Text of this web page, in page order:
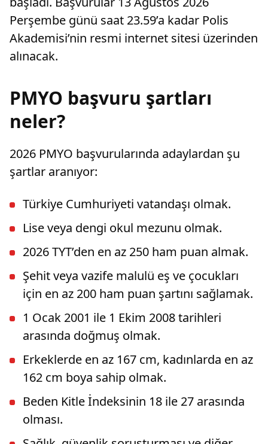
Perşembe günü saat 23.59’a kadar Polis
Akademisi’nin resmi internet sitesi üzerinden
alınacak.
PMYO başvuru şartları
neler?
2026 PMYO başvurularında adaylardan şu
şartlar aranıyor:
Türkiye Cumhuriyeti vatandaşı olmak.
Lise veya dengi okul mezunu olmak.
2026 TYT’den en az 250 ham puan almak.
Şehit veya vazife malulü eş ve çocukları
için en az 200 ham puan şartını sağlamak.
1 Ocak 2001 ile 1 Ekim 2008 tarihleri
arasında doğmuş olmak.
Erkeklerde en az 167 cm, kadınlarda en az
162 cm boya sahip olmak.
Beden Kitle İndeksinin 18 ile 27 arasında
olması.